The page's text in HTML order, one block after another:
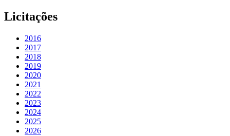
Licitações
2016
2017
2018
2019
2020
2021
2022
2023
2024
2025
2026